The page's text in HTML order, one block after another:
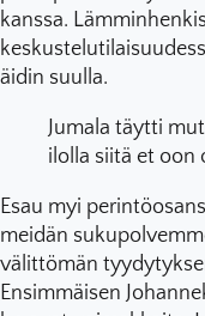
kanssa.
äidin suulla.
Jumala täytti
ilolla siitä et oon
Esau myi
meidän
välittömän
Ensimmäisen